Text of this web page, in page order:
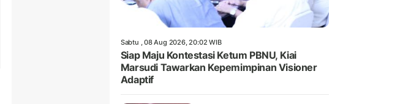
Sabtu , 08 Aug 2026, 20:02 WIB
Siap Maju Kontestasi Ketum PBNU, Kiai
Marsudi Tawarkan Kepemimpinan Visioner
Adaptif